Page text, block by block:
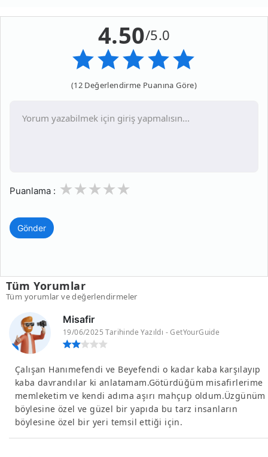
4.50/5.0
(12 Değerlendirme Puanına Göre)
Puanlama : 3
2
1
Gönder
Tüm Yorumlar
Tüm yorumlar ve değerlendirmeler
Misafir
19/06/2025 Tarihinde Yazıldı - GetYourGuide
Çalışan Hanımefendi ve Beyefendi o kadar kaba karşılayıp
kaba davrandılar ki anlatamam.Götürdüğüm misafirlerime
memleketim ve kendi adıma aşırı mahçup oldum.Üzgünüm
böylesine özel ve güzel bir yapıda bu tarz insanların
böylesine özel bir yeri temsil ettiği için.